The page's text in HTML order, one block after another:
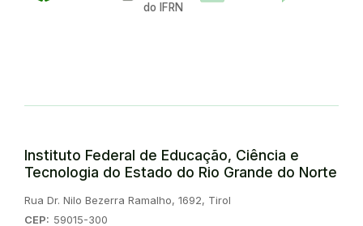
do IFRN
Instituto Federal de Educação, Ciência e
Tecnologia do Estado do Rio Grande do Norte
Endereço:
Rua Dr. Nilo Bezerra Ramalho, 1692, Tirol
CEP: 59015-300